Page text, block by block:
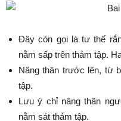
Đây còn gọi là tư thế
nằm sấp trên thảm tập.
Nâng thân trước lên, từ
tập.
Lưu ý chỉ nâng thân
nằm sát thảm tập.